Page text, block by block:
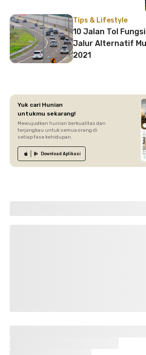
Tips & Lifestyle
10 Jalan Tol
Jalur Alternatif Mudik Lebaran
2021
Yuk cari Hunian
untukmu sekarang!
Mewujudkan hunian berkualitas dan
terjangkau untuk semua orang di
setiap fase kehidupan.
Download Aplikasi